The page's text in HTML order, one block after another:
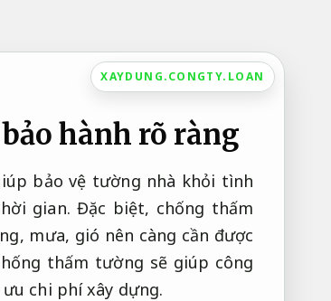
XAYDUNG.CONGTY.LOAN
hành rõ ràng
bảo vệ tường nhà khỏi tình
gian. Đặc biệt, chống thấm
mưa, gió nên càng cần được
thấm tường sẽ giúp công
ưu chi phí xây dựng.